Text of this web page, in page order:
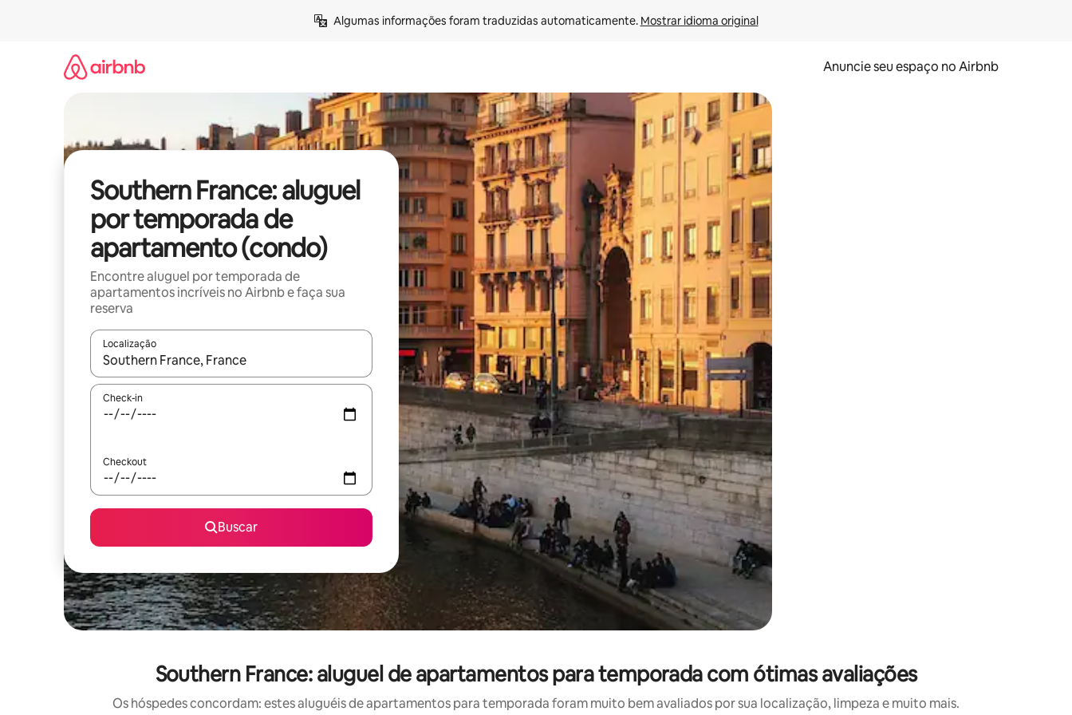
Algumas informações foram traduzidas automaticamente. Mostrar idioma original
Anuncie seu espaço no Airbnb
Southern France: aluguel
por temporada de
apartamento (condo)
Encontre aluguel por temporada de
apartamentos incríveis no Airbnb e faça sua
reserva
Localização
Quando os resultados estiverem disponíveis, explore-os usando as seta para cima e para baixo do teclado ou tocando e deslizando o dedo na tela.
Check-in
Checkout
Buscar
Southern France: aluguel de apartamentos para temporada com ótimas avaliações
Os hóspedes concordam: estes aluguéis de apartamentos para temporada foram muito bem avaliados por sua localização, limpeza e muito mais.